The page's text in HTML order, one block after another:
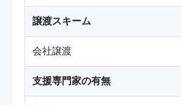
譲渡スキーム
会社譲渡
支援専門家の有無